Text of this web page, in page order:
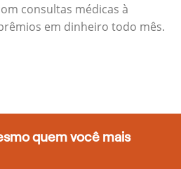
consultas médicas à
em dinheiro todo mês.
quem você mais